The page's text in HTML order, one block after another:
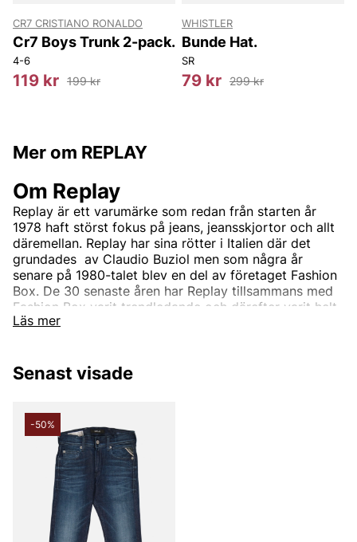
CR7 CRISTIANO RONALDO
Cr7 Boys Trunk 2-pack.
4-6
119 kr 199 kr
WHISTLER
Bunde Hat.
SR
79 kr 299 kr
Mer om REPLAY
Läs mer
Om Replay
Replay är ett varumärke som redan från starten år
1978 haft störst fokus på jeans, jeansskjortor och allt
däremellan. Replay har sina rötter i Italien där det
grundades av Claudio Buziol men som några år
senare på 1980-talet blev en del av företaget Fashion
Box. De 30 senaste åren har Replay tillsammans med
Fashion Box varit trendledande och därefter varit helt
synonymt med hög standard och god kvalite. Detta
hos flertalet återförsäljare varje dag.
Utmärkt kvalite, karaktäristisk italiensk design och
innovativ stil. Dessa pelare har tagit märket till den
framgång den har idag med sin ungdomliga och
moderna stil som erbjudar trendiga, moderiktiga och
lättbärda kläder till hela familjen.
Mer om Replays sortiment
Med sina rötter i Italien som i många år kommit att bli
något av modevärldens centrum är det inte konstigt
Senast visade
-50%